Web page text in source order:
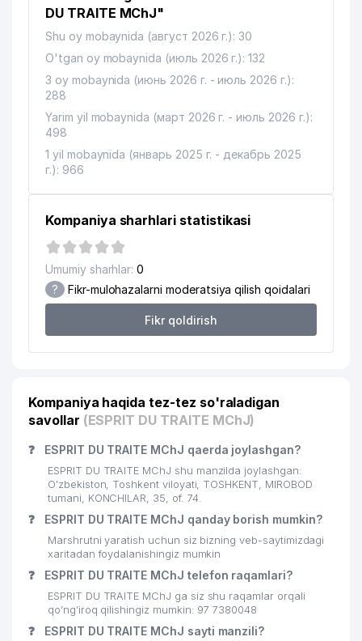
12
MAKINALARI SANAYI VE TICARET
13 LANGO TRADING MChJ
14 FOTOEFFEKT MChJ 286 м
15 ITALHEAT GROUP MChJ 313 м
16 IBRAT COMPANY MChJ 331 м
18 KANSTIK MChJ
19 PAXTASANOAT ILMIY MARKAZI AJ
20 PRIMAVERA MChJ
SOHASIDA ANALITIK NAZORATGA
IXTISOSLAShGAN MARKAZI
23
DIGITAL SERVIS PLUS XUSUSIY
KORXONASI
24
ROSSIYA FEDERASIYASINING
SAVDO VAKOLATXONASI
392 м
25
QULMATOVA DILDORA
XAMZAYEVNA YAKKA TARTIBDAGI
TADBIRKOR
413 м
26 KARATAU SHARAP MChJ
27
FORT PRO TRADE XUSUSIY
KORXONASI
427 м
28 FLY TEAM MChJ
DU TRAITE MChJ"
Shu oy mobaynida (август 2026 г.): 30
O'tgan oy mobaynida (июль 2026 г.): 132
3 oy mobaynida (июнь 2026 г. - июль 2026 г.):
288
Yarim yil mobaynida (март 2026 г. - июль 2026 г.):
498
1 yil mobaynida (январь 2025 г. - декабрь 2025
г.): 966
Kompaniya sharhlari statistikasi
Umumiy sharhlar: 0
? Fikr-mulohazalarni moderatsiya qilish qoidalari
Fikr qoldirish
Kompaniya haqida tez-tez so'raladigan
savollar (ESPRIT DU TRAITE MChJ)
❓ ESPRIT DU TRAITE MChJ qaerda joylashgan?
ESPRIT DU TRAITE MChJ shu manzilda joylashgan:
O'zbekiston, Toshkent viloyati, TOSHKENT, MIROBOD
tumani, KONCHILAR, 35, of. 74.
❓ ESPRIT DU TRAITE MChJ qanday borish mumkin?
Marshrutni yaratish uchun siz bizning veb-saytimizdagi
xaritadan foydalanishingiz mumkin
❓ ESPRIT DU TRAITE MChJ telefon raqamlari?
ESPRIT DU TRAITE MChJ ga siz shu raqamlar orqali
qo’ng’iroq qilishingiz mumkin: 97 7380048
❓ ESPRIT DU TRAITE MChJ sayti manzili?